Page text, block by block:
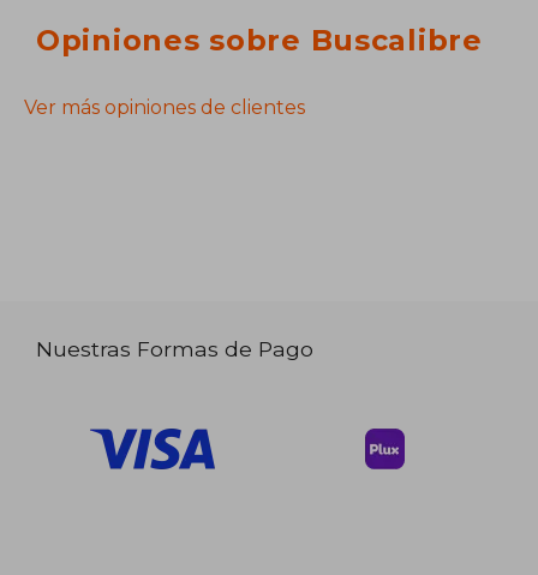
Opiniones sobre Buscalibre
Ver más opiniones de clientes
Nuestras Formas de Pago